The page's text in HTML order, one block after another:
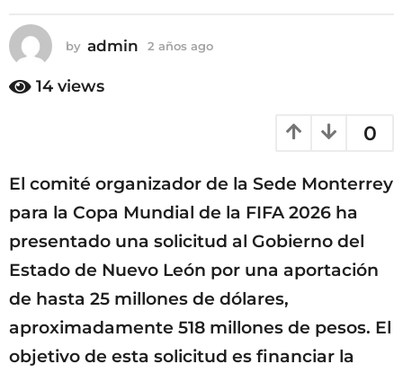
by admin 2 años ago
14 views
0
El comité organizador de la Sede Monterrey
para la Copa Mundial de la FIFA 2026 ha
presentado una solicitud al Gobierno del
Estado de Nuevo León por una aportación
de hasta 25 millones de dólares,
aproximadamente 518 millones de pesos. El
objetivo de esta solicitud es financiar la